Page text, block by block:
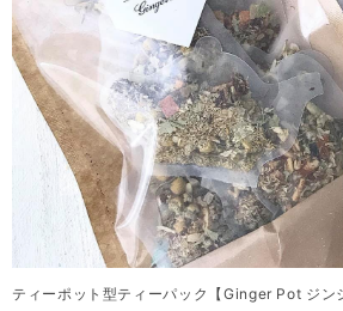
ティーポット型ティーパック【Ginger Pot ジン